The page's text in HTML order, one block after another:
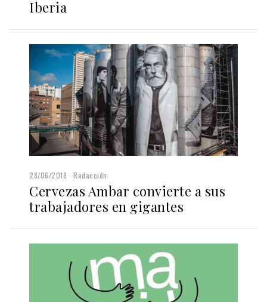
Iberia
28/06/2018 Redacción
Cervezas Ambar convierte a sus
trabajadores en gigantes